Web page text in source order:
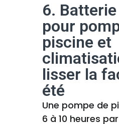
6.
pour
piscine et
lisser la
été
Une pompe de
6 à 10 heures